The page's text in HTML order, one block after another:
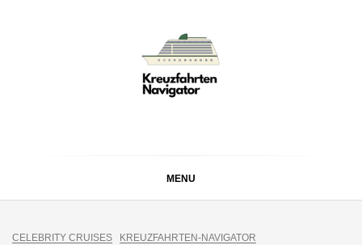
MENU
CELEBRITY CRUISES
KREUZFAHRTEN-NAVIGATOR